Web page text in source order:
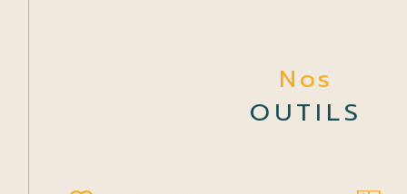
Nos
OUTILS